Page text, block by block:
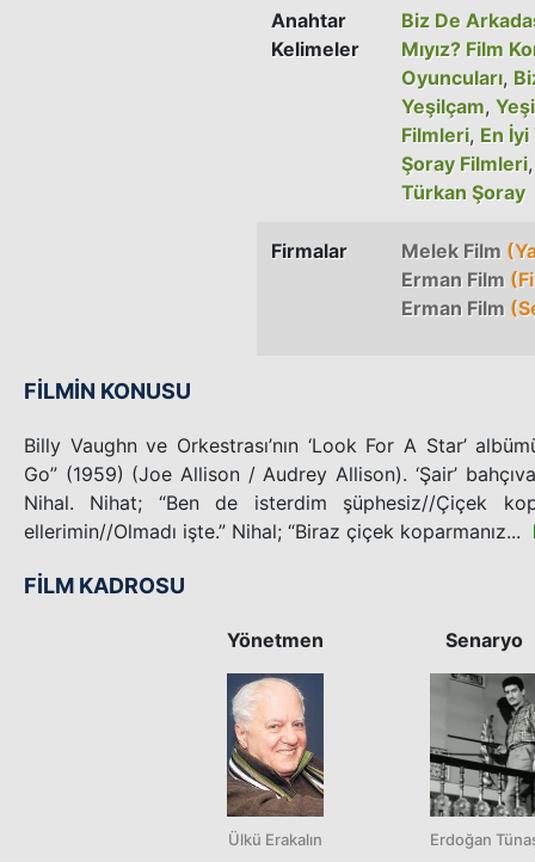
Anahtar
Kelimeler
Biz De
Mıyız? Film
Oyuncuları,
Yeşilçam,
Filmleri, En
Şoray Filmleri
Türkan Şoray
Firmalar Melek Film
Erman Film
Erman Film
FİLMİN KONUSU
Billy Vaughn ve Orkestrası’nın ‘Look For A Star’
Go” (1959) (Joe Allison / Audrey Allison). ‘Şair’
Nihal. Nihat; “Ben de isterdim şüphesiz//Çiçek
ellerimin//Olmadı işte.” Nihal; “Biraz çiçek koparmanız...
FİLM KADROSU
Yönetmen
Ülkü Erakalın
Senaryo
Erdoğan